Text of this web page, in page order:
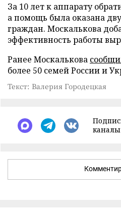
За 10 лет к аппарату
а помощь была оказана
граждан. Москалькова
эффективность работы
Ранее Москалькова
более 50 семей России и
Текст: Валерия Городецкая
каналы